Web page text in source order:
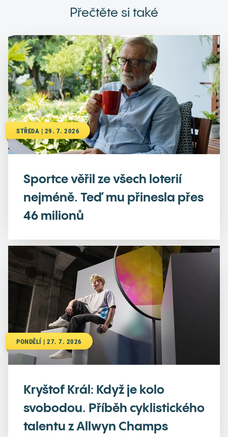
Přečtěte si také
STŘEDA | 29. 7. 2026
Sportce věřil ze všech loterií
nejméně. Teď mu přinesla přes
46 milionů
PONDĚLÍ | 27. 7. 2026
Kryštof Král: Když je kolo
svobodou. Příběh cyklistického
talentu z Allwyn Champs